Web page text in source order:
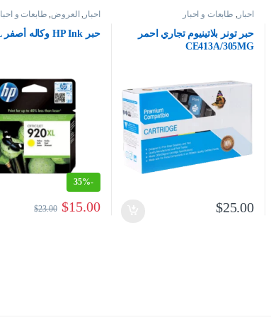
احبار , طابعات و احبار
حبر تونر بلاتينيوم تجاري احمر
CE413A/305MG
$25.00
احبار , العروض, طابعات و
حبر HP Ink وكاله أصفر 920XL
-
35%
$15.00
$23.00